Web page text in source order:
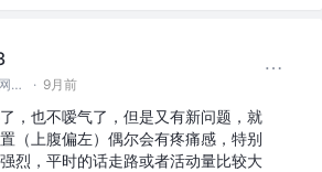
前后端 @招银网络科技 · 9月前
，也不嗳气了，但是又有新问题，就
（上腹偏左）偶尔会有疼痛感，特别
烈，平时的话走路或者活动量比较大